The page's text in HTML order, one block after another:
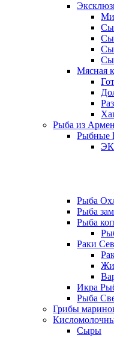
Мясная
Рыба из
Рыбные
Рыба
Рыба
Рыба
Раки
Икра
Рыба
Грибы
Сыры